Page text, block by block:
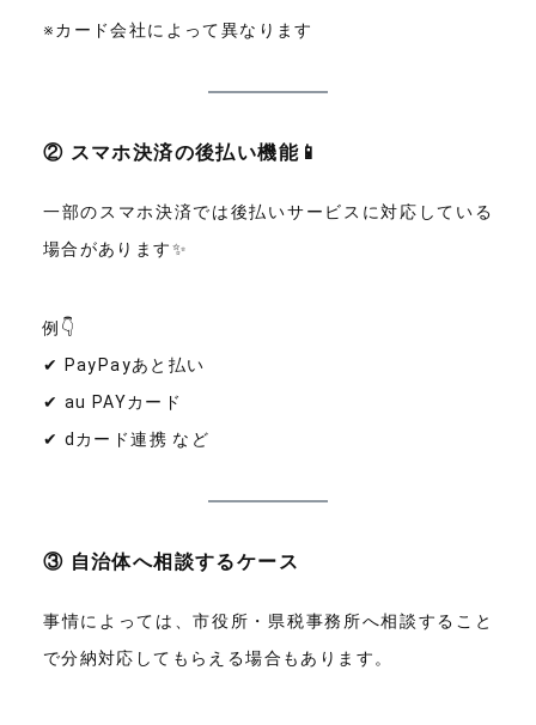
※カード会社によって異なります
② スマホ決済の後払い機能📱
一部のスマホ決済では後払いサービスに対応している
場合があります✨
例👇
✔ PayPayあと払い
✔ au PAYカード
✔ dカード連携 など
③ 自治体へ相談するケース
事情によっては、市役所・県税事務所へ相談すること
で分納対応してもらえる場合もあります。